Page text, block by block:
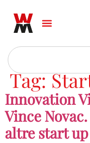
Tag:
Innovation
Vince
altre start up